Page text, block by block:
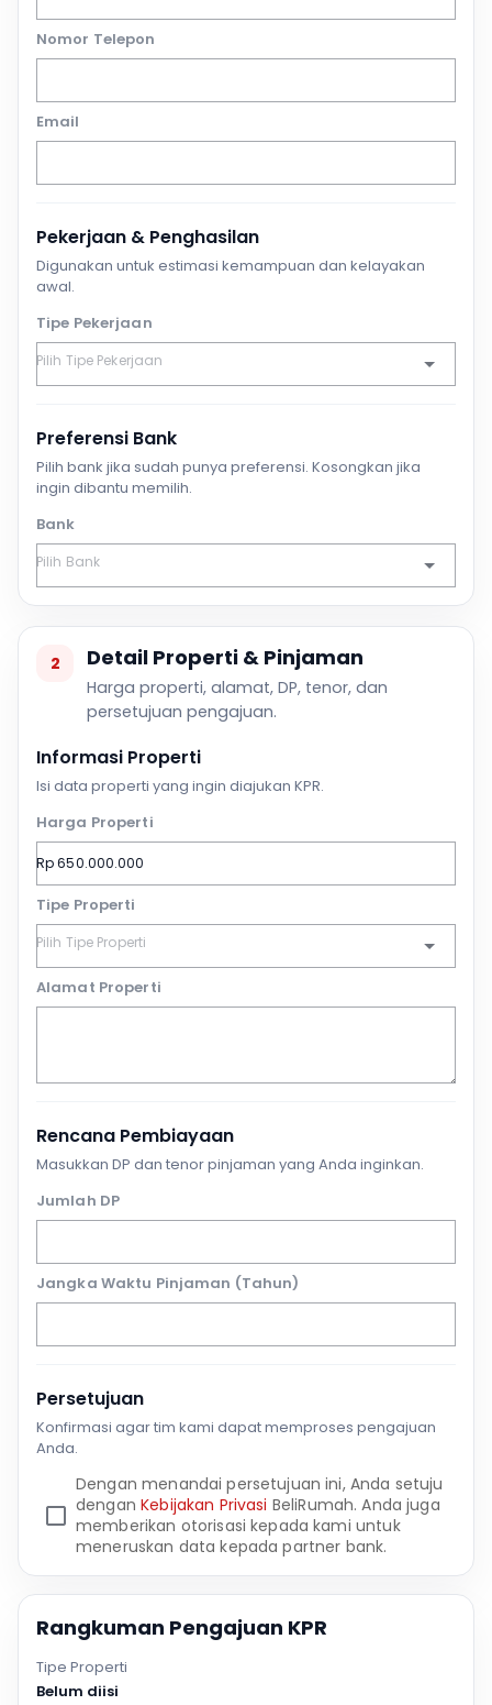
Nomor Telepon
Email
Pekerjaan & Penghasilan
Digunakan untuk estimasi kemampuan dan kelayakan
awal.
Tipe Pekerjaan
Preferensi Bank
Pilih bank jika sudah punya preferensi. Kosongkan jika
ingin dibantu memilih.
Bank
2 Detail Properti & Pinjaman
Harga properti, alamat, DP, tenor, dan
persetujuan pengajuan.
Informasi Properti
Isi data properti yang ingin diajukan KPR.
Harga Properti
Tipe Properti
Alamat Properti
Rencana Pembiayaan
Masukkan DP dan tenor pinjaman yang Anda inginkan.
Jumlah DP
Jangka Waktu Pinjaman (Tahun)
Persetujuan
Konfirmasi agar tim kami dapat memproses pengajuan
Anda.
Dengan menandai persetujuan ini, Anda setuju
denganKebijakan Privasi BeliRumah. Anda juga
memberikan otorisasi kepada kami untuk
meneruskan data kepada partner bank.
Rangkuman Pengajuan KPR
Tipe Properti
Belum diisi